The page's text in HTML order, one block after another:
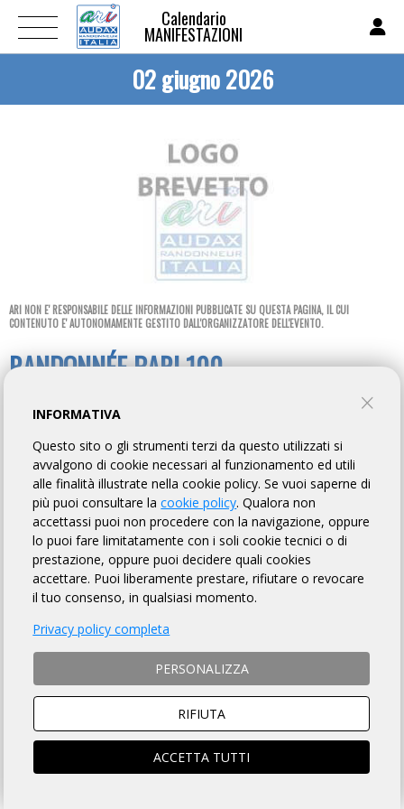
Calendario
MANIFESTAZIONI
02 giugno 2026
ARI NON E' RESPONSABILE DELLE INFORMAZIONI PUBBLICATE SU QUESTA PAGINA, IL CUI
CONTENUTO E' AUTONOMAMENTE GESTITO DALL'ORGANIZZATORE DELL'EVENTO.
RANDONNÉE BARI 100
MOUNTAIN BIKE CLUB BARI ASD
TORNA AL BREVETTO
REGOLAMENTO
Art. 1 ORGANIZZAZIONE
MOUNTAIN BIKE CLUB BARI ASD organizza per il giorno
02/06/2026 la Randonnée "Randonnée Bari 100" avente Km 115
di lunghezza, per l'acquisizione del relativo brevetto, la cui
DESCRIZIONE che è fatto OBBLIGO a ciascun partecipante
, si trova sulla pagina web aquesto link
Art. 2 NATURA DELLA MANIFESTAZIONE
Il Brevetto Randonnée "Randonnée Bari 100" è una
manifestazione sportiva, non competitiva, di resistenza e
regolarità che si svolge su un percorso obbligato, così come
INFORMATIVA
Questo sito o gli strumenti terzi da questo utilizzati si
avvalgono di cookie necessari al funzionamento ed utili
alle finalità illustrate nella cookie policy. Se vuoi saperne di
più puoi consultare lacookie policy. Qualora non
accettassi puoi non procedere con la navigazione, oppure
lo puoi fare limitatamente con i soli cookie tecnici o di
prestazione, oppure puoi decidere quali cookies
accettare. Puoi liberamente prestare, rifiutare o revocare
il tuo consenso, in qualsiasi momento.
Privacy policy completa
PERSONALIZZA
RIFIUTA
ACCETTA TUTTI